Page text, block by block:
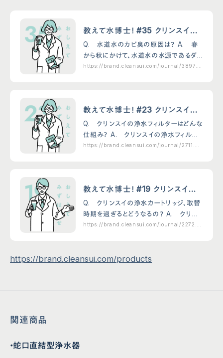
プライバシーポリシー
取扱説明書
取り付けが可能な蛇口一覧
教えて水博士！ #35 クリンスイの
浄水器で水道水のカビ臭は除去
できるの？
Q. 水道水のカビ臭の原因は？ A. 春
から秋にかけて、水道水の水源であるダ
ムや湖、貯水池、河川などの水温が15℃
https://brand.cleansui.com/journal/3897.h
教えて水博士！ #23 クリンスイの
浄水フィルターはどんな仕組み？
Q. クリンスイの浄水フィルターはどんな
仕組み？ A. クリンスイの浄水フィルタ
ーは2つのフィルターの特徴を生かした仕
https://brand.cleansui.com/journal/2711.ht
教えて水博士！ #19 クリンスイの
浄水カートリッジはいつ交換する
の？
Q. クリンスイの浄水カートリッジ、取替
時期を過ぎるとどうなるの？ A. クリン
スイの浄水カートリッジはタイプによって
ると、…
https://brand.cleansui.com/journal/2272.ht
https://brand.cleansui.com/products
関連商品
・蛇口直結型浄水器